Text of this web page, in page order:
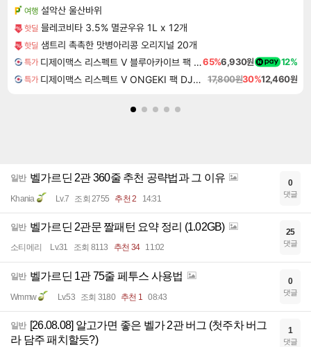
여행 설악산 울산바위
핫딜 믈레코비타 3.5% 멸균우유 1L x 12개
핫딜 샘트리 촉촉한 맛병아리콩 오리지널 20개
특가 디제이맥스 리스펙트 V 블루아카이브 팩 DJMAX RESPECT V Blue Archive Pack DLC65%6,930원 12%
특가 디제이맥스 리스펙트 V ONGEKI 팩 DJMAX RESPECT V ONGEKI Pack DLC 17,800원30%12,460원
일반 벨가르딘 2관 360줄 추천 공략법과 그 이유
Khania Lv.7 조회 2755 추천 2 14:31
0
댓글
일반 벨가르딘 2관문 짤패턴 요약 정리 (1.02GB)
소티메리 Lv.31 조회 8113 추천 34 11:02
25
댓글
일반 벨가르딘 1관 75줄 페투스 사용법
Wmmw Lv.53 조회 3180 추천 1 08:43
0
댓글
일반 [26.08.08] 알고가면 좋은 벨가 2관 버그 (첫주차 버그
라 담주 패치할듯?)
1
댓글